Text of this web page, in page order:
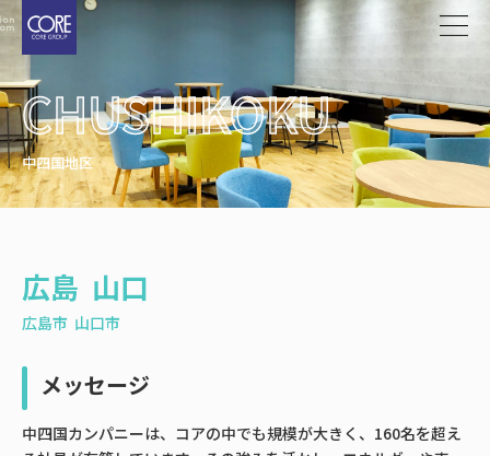
メ
イ
ン
コ
ン
テ
ン
ツ
CHUSHIKOKU
中四国地区
広島 山口
広島市 山口市
メッセージ
中四国カンパニーは、コアの中でも規模が大きく、160名を超え